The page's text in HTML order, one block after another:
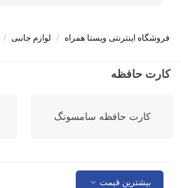
فروشگاه اینترنتی ویستا همراه / لوازم جانبی /
کارت حافظه
کارت حافظه سامسونگ
بیشترین قیمت